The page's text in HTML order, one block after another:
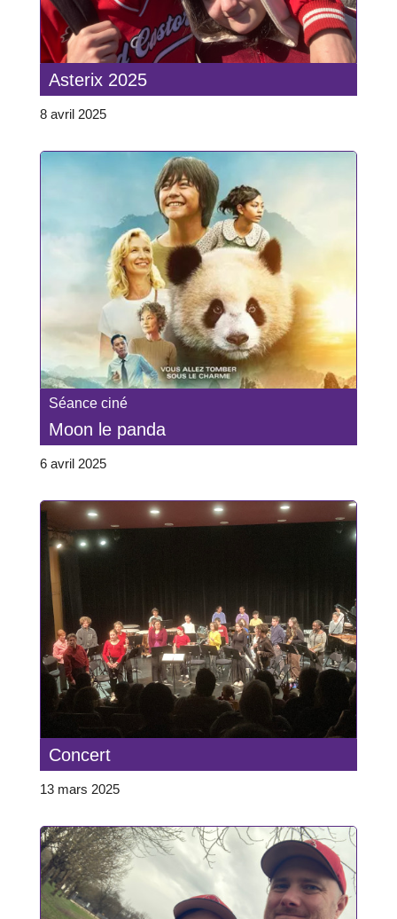
Asterix 2025
8 avril 2025
Séance ciné
Moon le panda
6 avril 2025
Concert
13 mars 2025